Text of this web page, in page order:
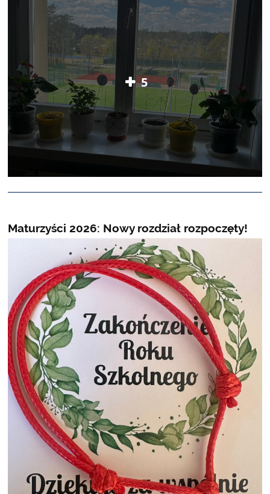
5
Maturzyści 2026: Nowy rozdział rozpoczęty!